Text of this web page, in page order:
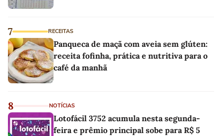
7 RECEITAS
Panqueca de maçã com aveia sem glúten:
receita fofinha, prática e nutritiva para o
café da manhã
8 NOTÍCIAS
Lotofácil 3752 acumula nesta segunda-
feira e prêmio principal sobe para R$ 5